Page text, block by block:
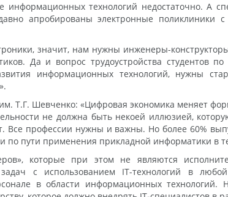
технологий недостаточно. А
апробированы электронные поликлиники
значит, нам нужны инженеры-
Да и вопрос трудоустройства студентов
информационных технологий, нужны
Т.Г. Шевченко: «Цифровая экономика меняет
не должна быть некоей иллюзией,
профессии нужны и важны. Но более 60%
пути применения прикладной информатики в
которые при этом не являются
с использованием IT-технологий в
в области информационных